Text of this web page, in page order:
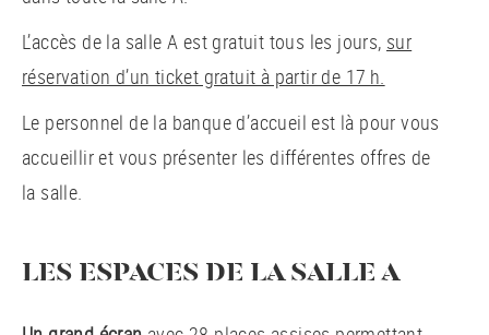
L’accès de la salle A est gratuit tous les jours, sur
réservation d’un ticket gratuit à partir de 17 h.
Le personnel de la banque d’accueil est là pour vous
accueillir et vous présenter les différentes offres de
la salle.
LES ESPACES DE LA SALLE A